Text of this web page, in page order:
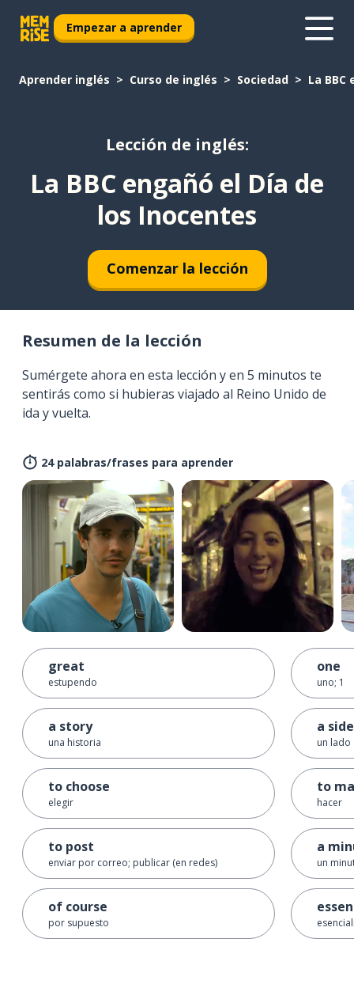
Empezar a aprender
Aprender inglés Curso de inglés Sociedad La
Lección de inglés:
La BBC engañó el Día de
los Inocentes
Comenzar la lección
Resumen de la lección
Sumérgete ahora en esta lección y en 5 minutos te
sentirás como si hubieras viajado al Reino Unido de
ida y vuelta.
24 palabras/frases para aprender
great
estupendo
a story
una historia
to choose
elegir
to post
enviar por correo; publicar (en redes)
of course
por supuesto
one
uno; 1
a side
un lado
to
hacer
a
un